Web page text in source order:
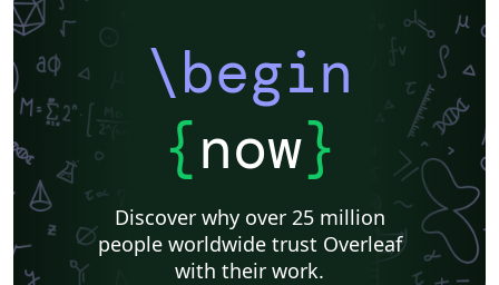
\begin
{now}
Discover why over 25 million
people worldwide trust Overleaf
with their work.